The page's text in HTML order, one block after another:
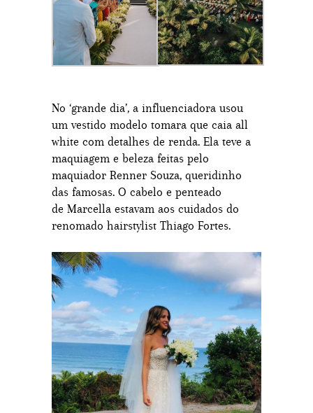
No ‘grande dia’, a influenciadora usou
um vestido modelo tomara que caia all
white com detalhes de renda. Ela teve a
maquiagem e beleza feitas pelo
maquiador Renner Souza, queridinho
das famosas. O cabelo e penteado
de Marcella estavam aos cuidados do
renomado hairstylist Thiago Fortes.